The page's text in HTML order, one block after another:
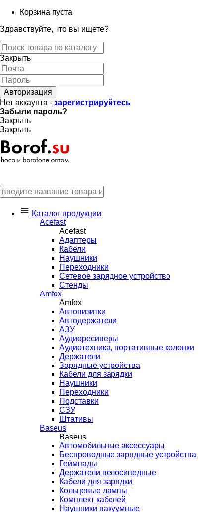
Корзина пуста
Здравствуйте, что вы ищете?
Закрыть
Авторизация
Нет аккаунта - зарегистрируйтесь
Забыли пароль?
Закрыть
Закрыть
Каталог продукции
Acefast
Acefast
Адаптеры
Кабели
Наушники
Переходники
Сетевое зарядное устройство
Стенды
Amfox
Amfox
Автовизитки
Автодержатели
АЗУ
Аудиоресиверы
Аудиотехника, портативные колонки
Держатели
Зарядные устройства
Кабели для зарядки
Наушники
Переходники
Подставки
СЗУ
Штативы
Baseus
Baseus
Автомобильные аксессуары
Беспроводные зарядные устройства
Геймпады
Держатели велосипедные
Кабели для зарядки
Кольцевые лампы
Комплект кабелей
Наушники вакуумные